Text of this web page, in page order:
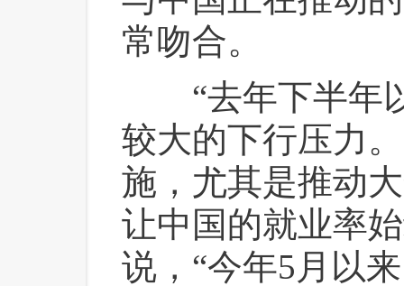
常吻合。
“去年下半年
较大的下行压力
施，尤其是推动
让中国的就业率
说，“今年5月以